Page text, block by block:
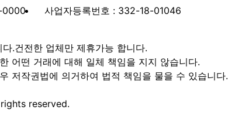
0000 사업자등록번호 : 332-18-01046
.건전한 업체만 제휴가능 합니다.
어떤 거래에 대해 일체 책임을 지지 않습니다.
저작권법에 의거하여 법적 책임을 물을 수 있습니다.
reserved.